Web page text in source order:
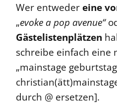
Wer entweder eine
„evoke a pop avenue“
Gästelistenplätzen
schreibe einfach
„mainstage
durch @ ersetzen].